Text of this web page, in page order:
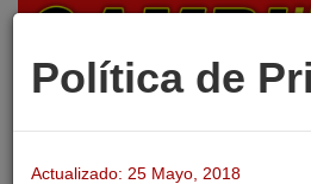
Política de
Actualizado: 25 Mayo, 2018